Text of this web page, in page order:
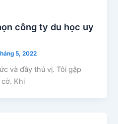
công ty du học uy
5, 2022
và đầy thú vị. Tôi gặp
Khi